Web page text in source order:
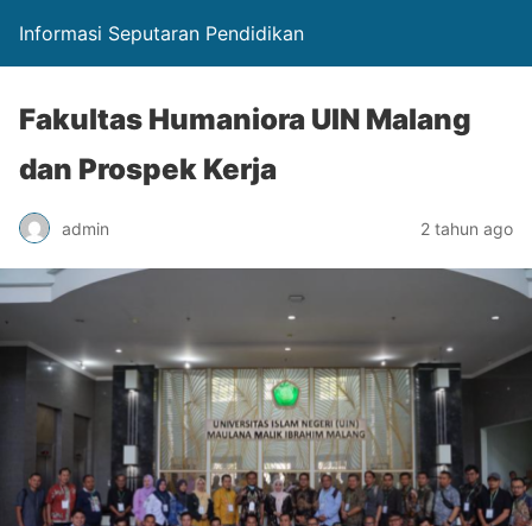
Informasi Seputaran Pendidikan
Fakultas Humaniora UIN Malang
dan Prospek Kerja
admin 2 tahun ago